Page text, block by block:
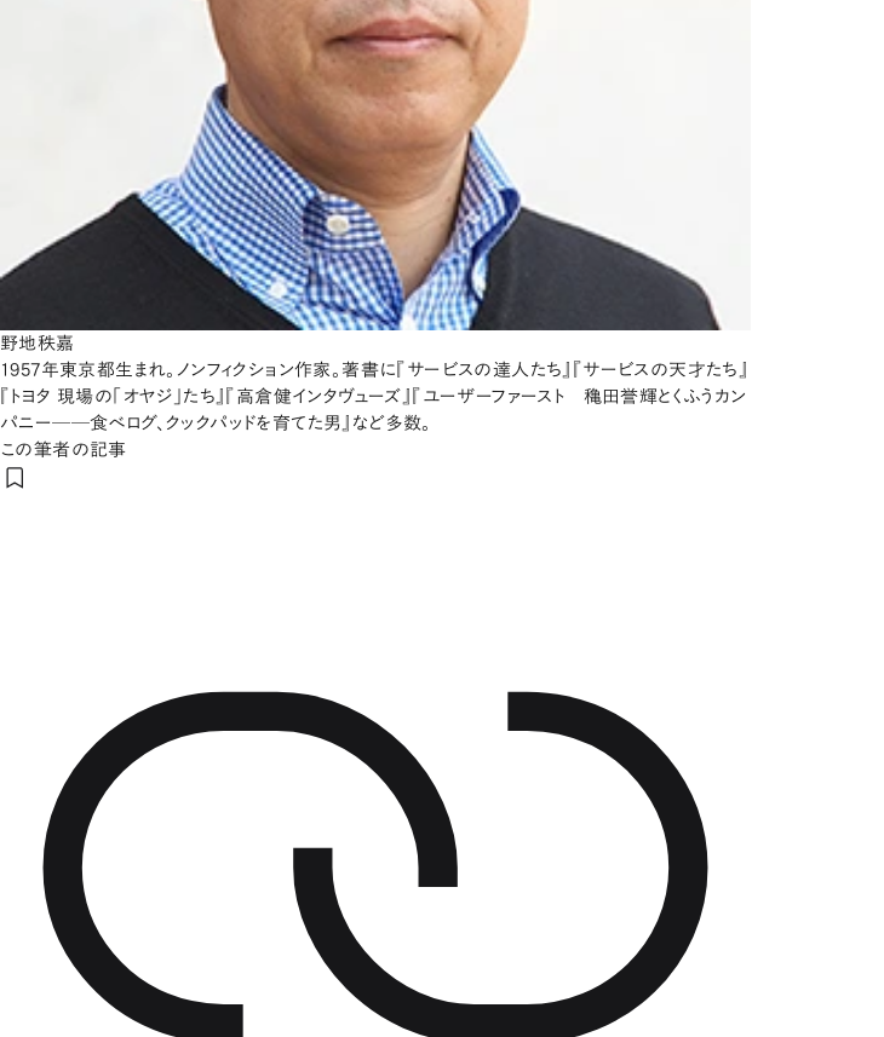
野地秩嘉
1957年東京都生まれ。ノンフィクション作家。著書に『サービスの達人たち』『サービスの天才たち』
『トヨタ 現場の「オヤジ」たち』『高倉健インタヴューズ』『ユーザーファースト 穐田誉輝とくふうカン
パニー──食べログ、クックパッドを育てた男』など多数。
この筆者の記事